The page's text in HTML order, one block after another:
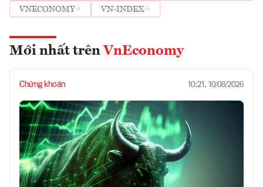
TY CHỨNG KHOÁN
VNECONOMY VN-INDEX
Mới nhất trên VnEconomy
Chứng khoán 10:21, 10/08/2026